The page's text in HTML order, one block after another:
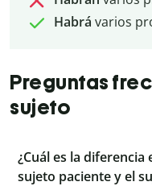
Habrá varios
Preguntas
sujeto
¿Cuál es la
sujeto paciente y el